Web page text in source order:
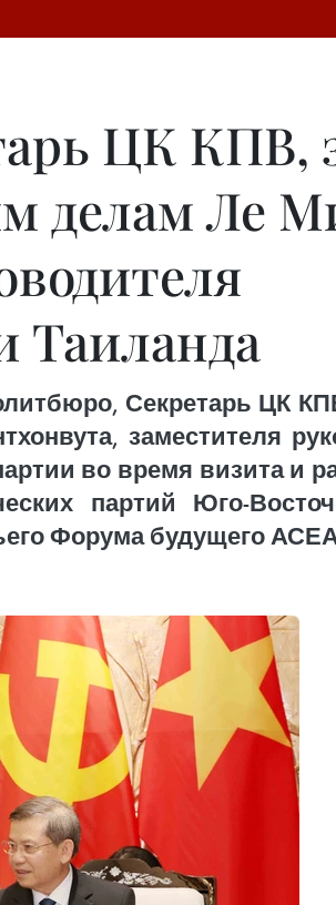
ЦК КПВ,
делам Ле
Таиланда
Секретарь ЦК
заместителя
во время визита и
партий Юго-
Форума будущего